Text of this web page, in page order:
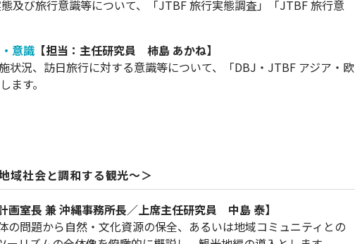
及び旅行意識等について、「JTBF 旅行実態調査」「JTBF 旅行意
意識 【担当：主任研究員 柿島 あかね】
況、訪日旅行に対する意識等について、「DBJ・JTBF アジア・欧
ます。
社会と調和する観光～＞
画室長 兼 沖縄事務所長／上席主任研究員 中島 泰】
問題から自然・文化資源の保全、あるいは地域コミュニティとの